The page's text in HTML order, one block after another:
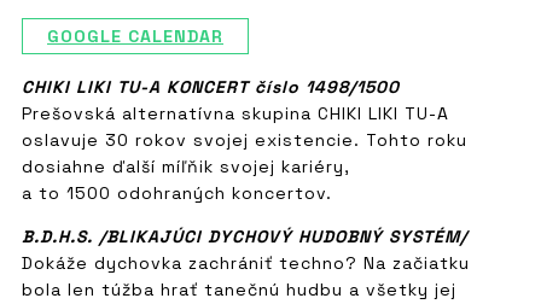
GOOGLE CALENDAR
CHIKI LIKI TU-A KONCERT číslo 1498/1500
Prešovská alternatívna skupina CHIKI LIKI TU-A
oslavuje 30 rokov svojej existencie. Tohto roku
dosiahne ďalší míľňik svojej kariéry,
a to 1500 odohraných koncertov.
B.D.H.S. /BLIKAJÚCI DYCHOVÝ HUDOBNÝ SYSTÉM/
Dokáže dychovka zachrániť techno? Na začiatku
bola len túžba hrať tanečnú hudbu a všetky jej